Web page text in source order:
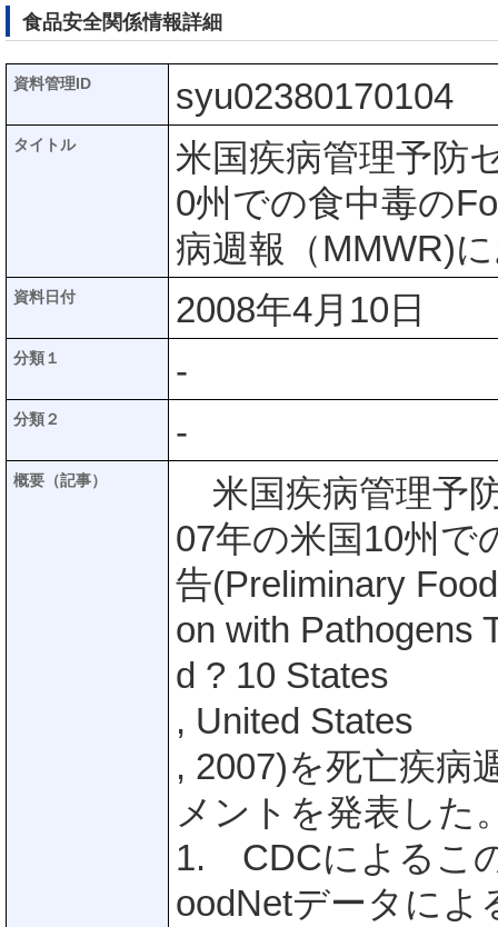
食品安全関係情報詳細
資料管理ID syu02380170104
タイトル
米国疾病管理予防
0州での食中毒の
病週報（MMWR)
資料日付 2008年4月10日
分類１ -
分類２ -
概要（記事）
米国疾病管理予
07年の米国10州で
告(Preliminary
on with Pathogens
d ? 10 States
, United States
, 2007)を死亡疾病
メントを発表した
1. CDCによるこ
oodNetデータによ